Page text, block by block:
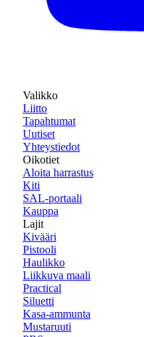
Valikko
Liitto
Tapahtumat
Uutiset
Yhteystiedot
Oikotiet
Aloita harrastus
Kiti
SAL-portaali
Kauppa
Lajit
Kivääri
Pistooli
Haulikko
Liikkuva maali
Practical
Siluetti
Kasa-ammunta
Mustaruuti